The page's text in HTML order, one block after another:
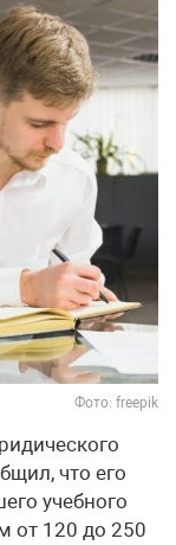
Фото: freepik
что его
учебного
от 120 до 250